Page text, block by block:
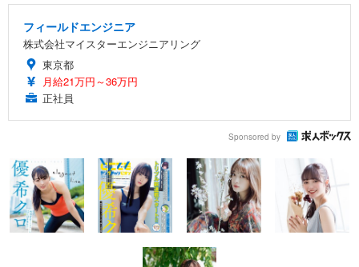
フィールドエンジニア
株式会社マイスターエンジニアリング
東京都
月給21万円～36万円
正社員
Sponsored by